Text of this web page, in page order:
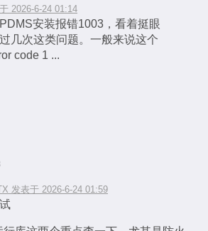
2026-6-24 01:14
安装报错1003，看着挺眼
几次这类问题。一般来说这个
code 1 ...
发表于 2026-6-24 01:59